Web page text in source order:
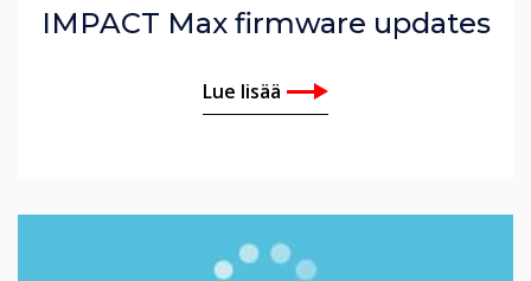
IMPACT Max firmware updates
Lue lisää